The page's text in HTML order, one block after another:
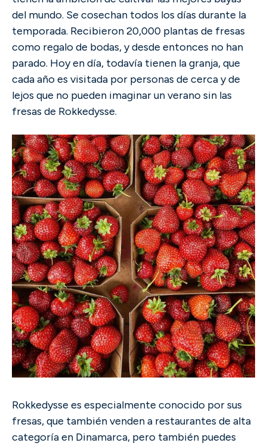
del mundo. Se cosechan todos los días durante la
temporada. Recibieron 20,000 plantas de fresas
como regalo de bodas, y desde entonces no han
parado. Hoy en día, todavía tienen la granja, que
cada año es visitada por personas de cerca y de
lejos que no pueden imaginar un verano sin las
fresas de Rokkedysse.
Rokkedysse es especialmente conocido por sus
fresas, que también venden a restaurantes de alta
categoría en Dinamarca, pero también puedes